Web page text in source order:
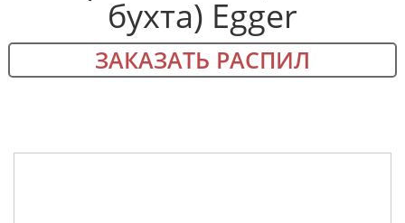
бухта) Egger
ЗАКАЗАТЬ РАСПИЛ